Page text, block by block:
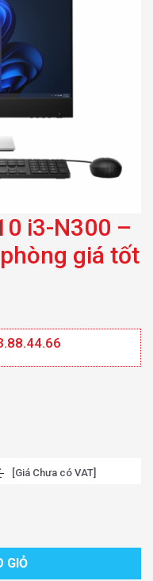
i3-N300 –
giá tốt
[Giá Chưa có VAT]
GIỎ